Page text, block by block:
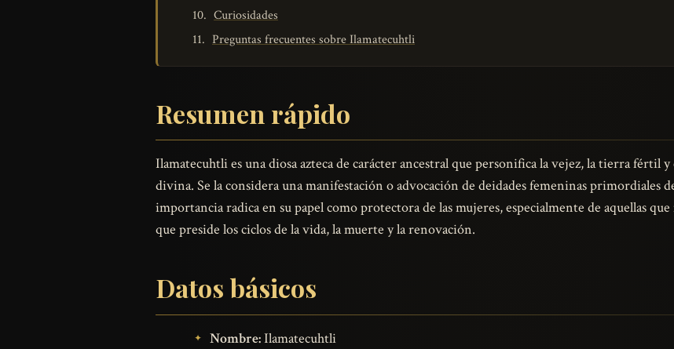
Curiosidades
Preguntas frecuentes sobre Ilamatecuhtli
Resumen rápido
Ilamatecuhtli es una diosa azteca de carácter ancestral que personifica la vejez, la tierra fértil
divina. Se la considera una manifestación o advocación de deidades femeninas primordiales
importancia radica en su papel como protectora de las mujeres, especialmente de aquellas
que preside los ciclos de la vida, la muerte y la renovación.
Datos básicos
Nombre:Ilamatecuhtli